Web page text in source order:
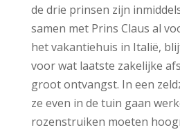
de drie prinsen zijn
samen met Prins Claus al
het vakantiehuis in Italië,
voor wat laatste zakelijke
groot ontvangst. In een
ze even in de tuin gaan
rozenstruiken moeten